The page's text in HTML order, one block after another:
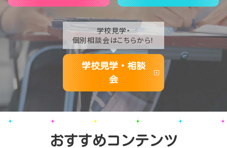
学校見学・
個別相談会はこちらから！
学校見学・相談
会
おすすめコンテンツ